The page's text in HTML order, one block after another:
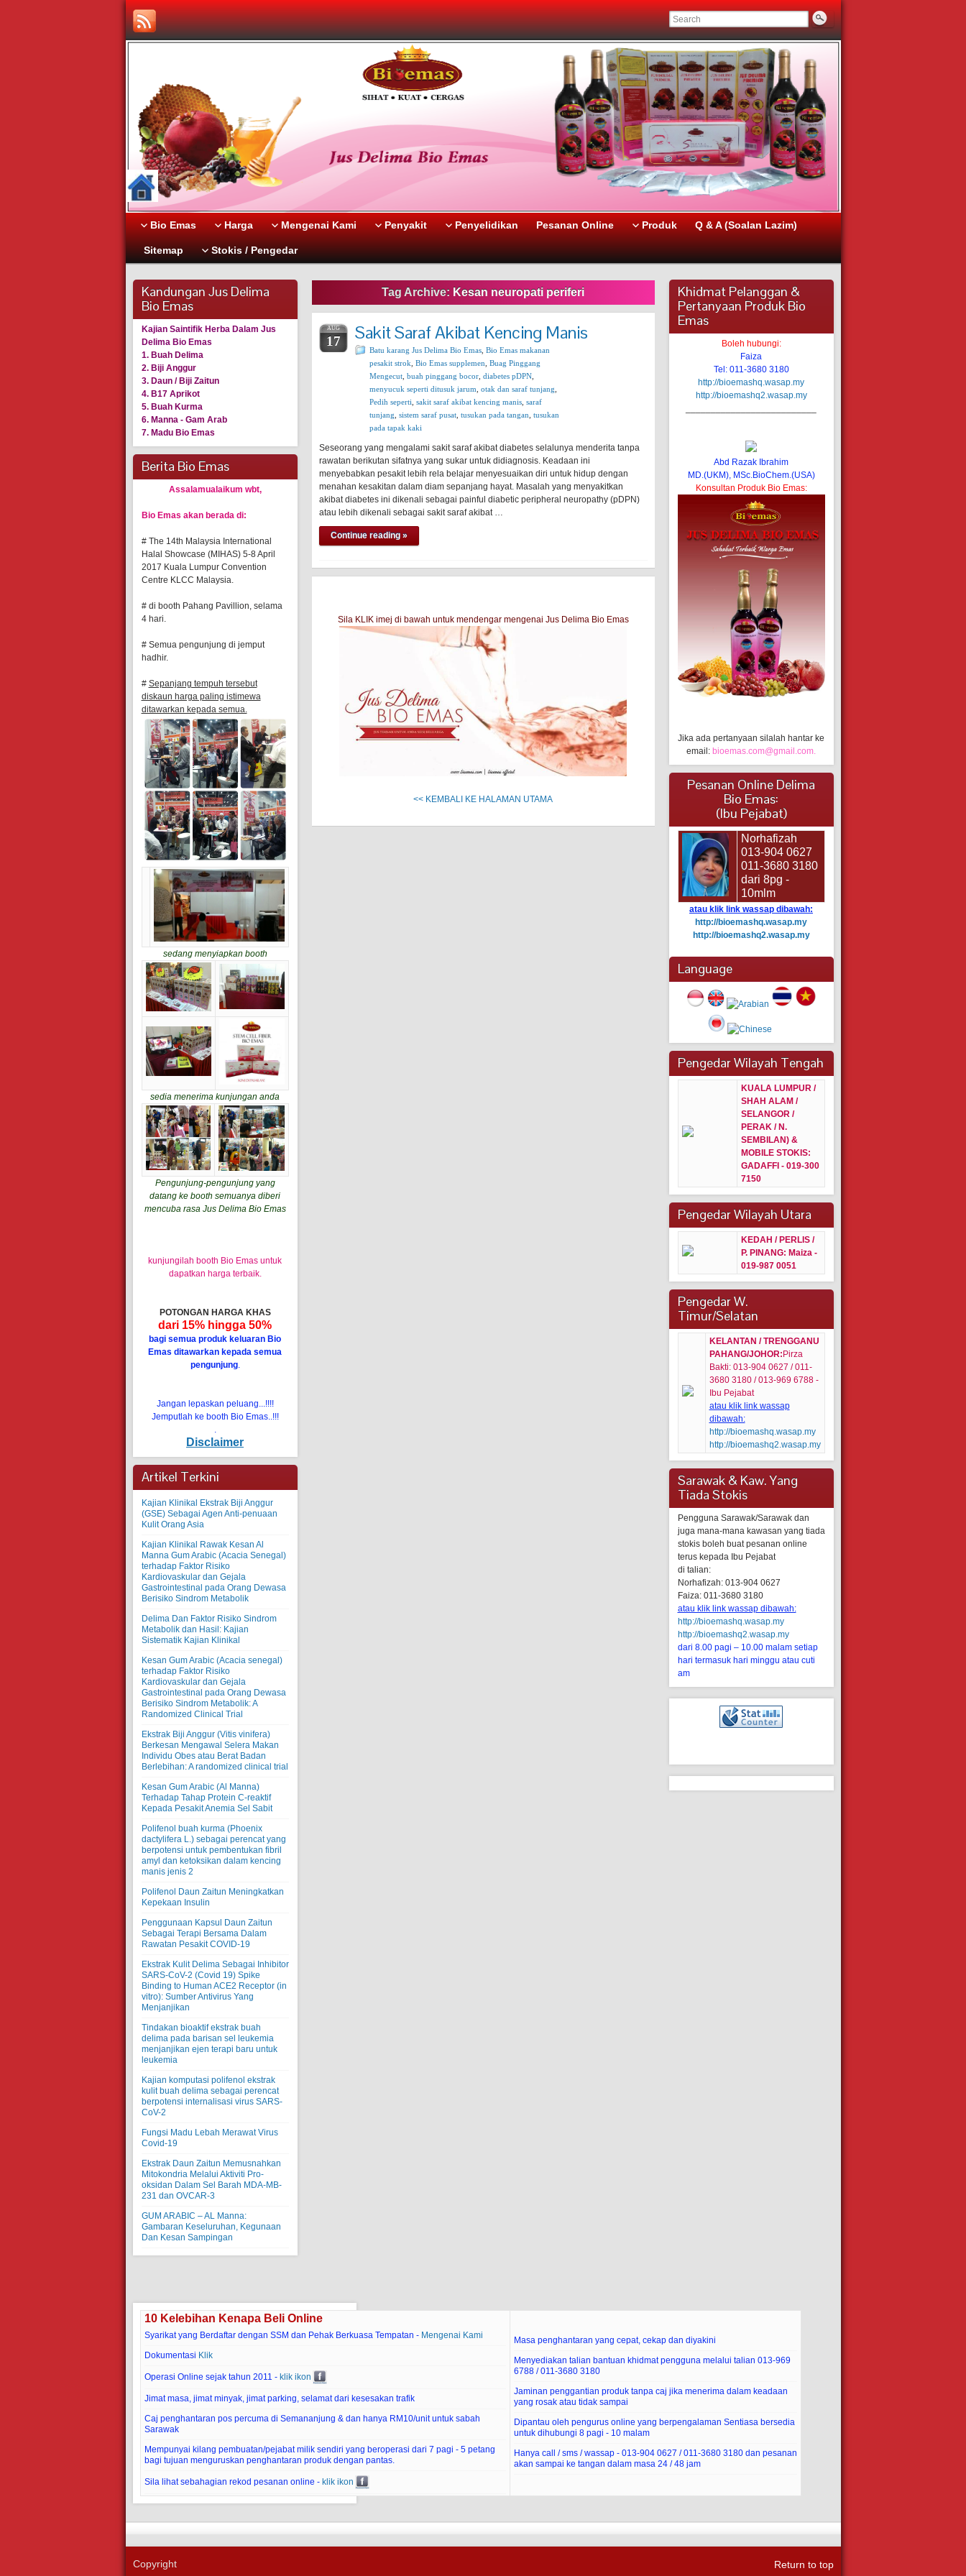
Bio Emas Harga Mengenai Kami Penyakit Penyelidikan Pesanan Online Produk Q & A (Soalan Lazim)
Sitemap Stokis / Pengedar
Kandungan Jus Delima
Bio Emas
Kajian Saintifik Herba Dalam Jus
Delima Bio Emas
1. Buah Delima
2. Biji Anggur
3. Daun / Biji Zaitun
4. B17 Aprikot
5. Buah Kurma
6. Manna - Gam Arab
7. Madu Bio Emas
Berita Bio Emas
Assalamualaikum wbt,
Bio Emas akan berada di:
# The 14th Malaysia International
Halal Showcase (MIHAS) 5-8 April
2017 Kuala Lumpur Convention
Centre KLCC Malaysia.
# di booth Pahang Pavillion, selama
4 hari.
# Semua pengunjung di jemput
hadhir.
# Sepanjang tempuh tersebut
diskaun harga paling istimewa
ditawarkan kepada semua.
sedang menyiapkan booth
sedia menerima kunjungan anda
Pengunjung-pengunjung yang
datang ke booth semuanya diberi
mencuba rasa Jus Delima Bio Emas
kunjungilah booth Bio Emas untuk
dapatkan harga terbaik.
POTONGAN HARGA KHAS
dari 15% hingga 50%
bagi semua produk keluaran Bio
Emas ditawarkan kepada semua
pengunjung.
Jangan lepaskan peluang...!!!!
Jemputlah ke booth Bio Emas..!!!
.
Disclaimer
Artikel Terkini
Kajian Klinikal Ekstrak Biji Anggur
(GSE) Sebagai Agen Anti-penuaan
Kulit Orang Asia
Kajian Klinikal Rawak Kesan Al
Manna Gum Arabic (Acacia Senegal)
terhadap Faktor Risiko
Kardiovaskular dan Gejala
Gastrointestinal pada Orang Dewasa
Berisiko Sindrom Metabolik
Delima Dan Faktor Risiko Sindrom
Metabolik dan Hasil: Kajian
Sistematik Kajian Klinikal
Kesan Gum Arabic (Acacia senegal)
terhadap Faktor Risiko
Kardiovaskular dan Gejala
Gastrointestinal pada Orang Dewasa
Berisiko Sindrom Metabolik: A
Randomized Clinical Trial
Ekstrak Biji Anggur (Vitis vinifera)
Berkesan Mengawal Selera Makan
Individu Obes atau Berat Badan
Berlebihan: A randomized clinical trial
Kesan Gum Arabic (Al Manna)
Terhadap Tahap Protein C-reaktif
Kepada Pesakit Anemia Sel Sabit
Polifenol buah kurma (Phoenix
dactylifera L.) sebagai perencat yang
berpotensi untuk pembentukan fibril
amyl dan ketoksikan dalam kencing
manis jenis 2
Polifenol Daun Zaitun Meningkatkan
Kepekaan Insulin
Penggunaan Kapsul Daun Zaitun
Sebagai Terapi Bersama Dalam
Rawatan Pesakit COVID-19
Ekstrak Kulit Delima Sebagai Inhibitor
SARS-CoV-2 (Covid 19) Spike
Binding to Human ACE2 Receptor (in
vitro): Sumber Antivirus Yang
Menjanjikan
Tindakan bioaktif ekstrak buah
delima pada barisan sel leukemia
menjanjikan ejen terapi baru untuk
leukemia
Kajian komputasi polifenol ekstrak
kulit buah delima sebagai perencat
berpotensi internalisasi virus SARS-
CoV-2
Fungsi Madu Lebah Merawat Virus
Covid-19
Ekstrak Daun Zaitun Memusnahkan
Mitokondria Melalui Aktiviti Pro-
oksidan Dalam Sel Barah MDA-MB-
231 dan OVCAR-3
GUM ARABIC – AL Manna:
Gambaran Keseluruhan, Kegunaan
Dan Kesan Sampingan
Tag Archive: Kesan neuropati periferi
AUG
17 Sakit Saraf Akibat Kencing Manis
Batu karang Jus Delima Bio Emas, Bio Emas makanan
pesakit strok Bio Emas supplemen Buag Pinggang
Mengecut, buah pinggang bocor, diabetes pDPN,
menyucuk seperti ditusuk jarum otak dan saraf tunjang
Pedih seperti sakit saraf akibat kencing manis, saraf
tunjang sistem saraf pusat, tusukan pada tangan tusukan
pada tapak kaki
Seseorang yang mengalami sakit saraf akibat diabetes selalunya menderita tanpa
rawatan berikutan sifatnya yang sukar untuk didiagnosis. Keadaan ini
menyebabkan pesakit lebih rela belajar menyesuaikan diri untuk hidup dengan
menahan kesakitan dalam diam sepanjang hayat. Masalah yang menyakitkan
akibat diabetes ini dikenali sebagai painful diabetic peripheral neuropathy (pDPN)
atau lebih dikenali sebagai sakit saraf akibat …
Continue reading »
Sila KLIK imej di bawah untuk mendengar mengenai Jus Delima Bio Emas
<< KEMBALI KE HALAMAN UTAMA
Khidmat Pelanggan &
Pertanyaan Produk Bio
Emas
Boleh hubungi:
Faiza
Tel: 011-3680 3180
http://bioemashq.wasap.my
http://bioemashq2.wasap.my
Abd Razak Ibrahim
MD.(UKM), MSc.BioChem.(USA)
Konsultan Produk Bio Emas:
Jika ada pertanyaan silalah hantar ke
email: bioemas.com@gmail.com.
Pesanan Online Delima
Bio Emas:
(Ibu Pejabat)
Norhafizah
013-904 0627
011-3680 3180
dari 8pg -
10mlm
atau klik link wassap dibawah:
http://bioemashq.wasap.my
http://bioemashq2.wasap.my
Language
Pengedar Wilayah Tengah
KUALA LUMPUR /
SHAH ALAM /
SELANGOR /
PERAK / N.
SEMBILAN) &
MOBILE STOKIS:
GADAFFI - 019-300
7150
Pengedar Wilayah Utara
KEDAH / PERLIS /
P. PINANG: Maiza -
019-987 0051
Pengedar W.
Timur/Selatan
KELANTAN / TRENGGANU
PAHANG/JOHOR: Pirza
Bakti: 013-904 0627 / 011-
3680 3180 / 013-969 6788 -
Ibu Pejabat
atau klik link wassap
dibawah:
http://bioemashq.wasap.my
http://bioemashq2.wasap.my
Sarawak & Kaw. Yang
Tiada Stokis
Pengguna Sarawak/Sarawak dan
juga mana-mana kawasan yang tiada
stokis boleh buat pesanan online
terus kepada Ibu Pejabat
di talian:
Norhafizah: 013-904 0627
Faiza: 011-3680 3180
atau klik link wassap dibawah:
http://bioemashq.wasap.my
http://bioemashq2.wasap.my
dari 8.00 pagi – 10.00 malam setiap
hari termasuk hari minggu atau cuti
am
10 Kelebihan Kenapa Beli Online
Syarikat yang Berdaftar dengan SSM dan Pehak Berkuasa Tempatan - Mengenai Kami
Dokumentasi Klik
Operasi Online sejak tahun 2011 - klik ikon
Jimat masa, jimat minyak, jimat parking, selamat dari kesesakan trafik
Caj penghantaran pos percuma di Semananjung & dan hanya RM10/unit untuk sabah
Sarawak
Mempunyai kilang pembuatan/pejabat milik sendiri yang beroperasi dari 7 pagi - 5 petang
bagi tujuan menguruskan penghantaran produk dengan pantas.
Sila lihat sebahagian rekod pesanan online - klik ikon
Masa penghantaran yang cepat, cekap dan diyakini
Menyediakan talian bantuan khidmat pengguna melalui talian 013-969
6788 / 011-3680 3180
Jaminan penggantian produk tanpa caj jika menerima dalam keadaan
yang rosak atau tidak sampai
Dipantau oleh pengurus online yang berpengalaman Sentiasa bersedia
untuk dihubungi 8 pagi - 10 malam
Hanya call / sms / wassap - 013-904 0627 / 011-3680 3180 dan pesanan
akan sampai ke tangan dalam masa 24 / 48 jam
Copyright Return to top